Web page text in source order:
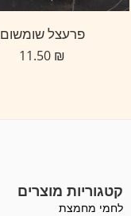
פרעצל שומשום
₪
קטגוריות מוצרים
לחמי מחמצת